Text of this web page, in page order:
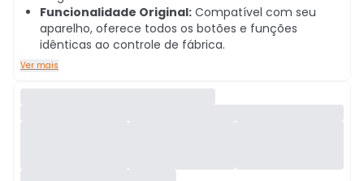
Funcionalidade Original: Compatível com seu
aparelho, oferece todos os botões e funções
idênticas ao controle de fábrica.
Ver mais